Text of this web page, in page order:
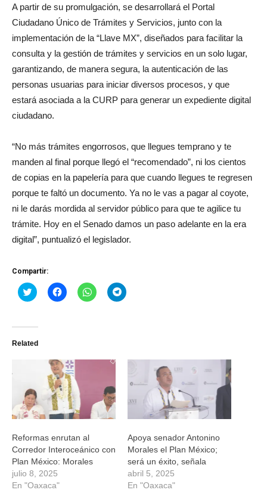
A partir de su promulgación, se desarrollará el Portal
Ciudadano Único de Trámites y Servicios, junto con la
implementación de la “Llave MX”, diseñados para facilitar la
consulta y la gestión de trámites y servicios en un solo lugar,
garantizando, de manera segura, la autenticación de las
personas usuarias para iniciar diversos procesos, y que
estará asociada a la CURP para generar un expediente digital
ciudadano.
“No más trámites engorrosos, que llegues temprano y te
manden al final porque llegó el “recomendado”, ni los cientos
de copias en la papelería para que cuando llegues te regresen
porque te faltó un documento. Ya no le vas a pagar al coyote,
ni le darás mordida al servidor público para que te agilice tu
trámite. Hoy en el Senado damos un paso adelante en la era
digital”, puntualizó el legislador.
Compartir:
Haz
clic
Twitter
abre
ventana
nueva)
Haz
clic
una
ventana
nueva)
Haz
clic
una
ventana
Haz
clic
una
Related
Reformas enrutan al
Corredor Interoceánico con
Plan México: Morales
julio 8, 2025
En "Oaxaca"
Apoya senador Antonino
Morales el Plan México;
será un éxito, señala
abril 5, 2025
En "Oaxaca"